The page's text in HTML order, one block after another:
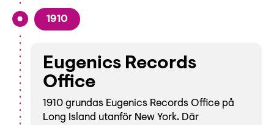
1910
Eugenics Records
Office
1910 grundas Eugenics Records Office på
Long Island utanför New York. Där